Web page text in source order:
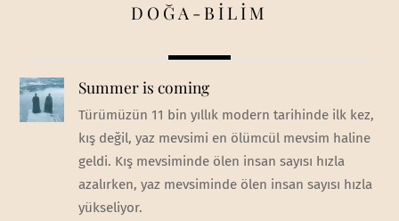
DOĞA-BİLİM
Summer is coming
Türümüzün 11 bin yıllık modern tarihinde ilk kez,
kış değil, yaz mevsimi en ölümcül mevsim haline
geldi. Kış mevsiminde ölen insan sayısı hızla
azalırken, yaz mevsiminde ölen insan sayısı hızla
yükseliyor.